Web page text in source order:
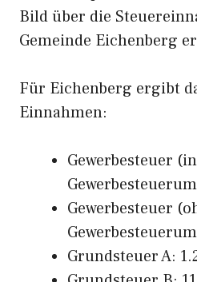
Bild über die
Gemeinde Eichenberg
Für Eichenberg ergibt
Einnahmen:
Gewerbesteuer
Gewerbesteuer
Grundsteuer A: